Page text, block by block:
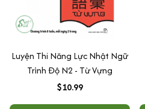
Luyện Thi Năng Lực Nhật Ngữ
Trình Độ N2 - Từ Vựng
$10.99